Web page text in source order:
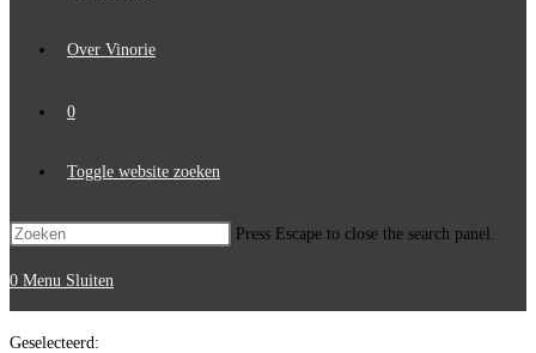
Over Vinorie
0
Toggle website zoeken
Press Escape to close the search panel.
0 Menu Sluiten
Geselecteerd: